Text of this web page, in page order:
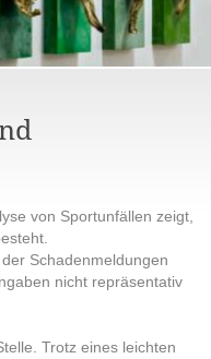
von Sportunfällen zeigt,
Schadenmeldungen
nicht repräsentativ
Trotz eines leichten